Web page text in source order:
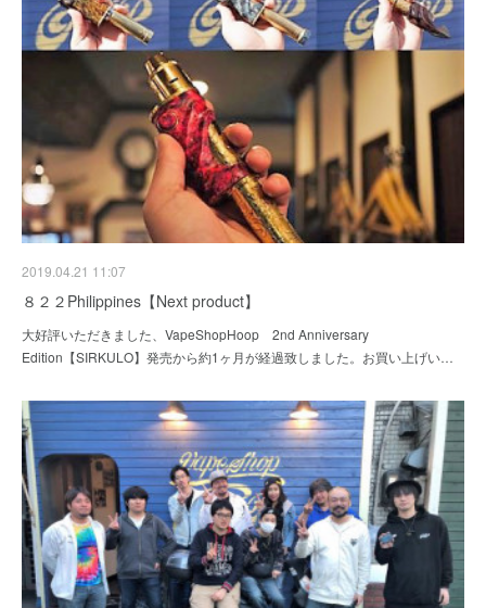
2019.04.21 11:07
８２２Philippines【Next product】
大好評いただきました、VapeShopHoop 2nd Anniversary
Edition【SIRKULO】発売から約1ヶ月が経過致しました。お買い上げい…